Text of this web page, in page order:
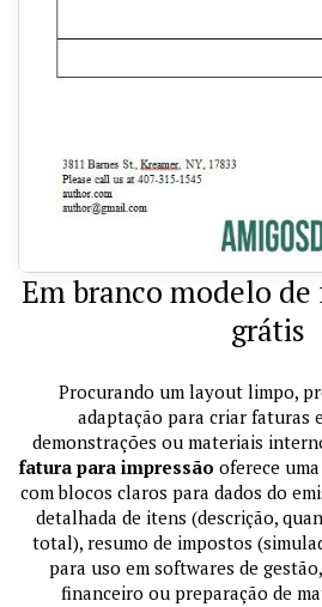
Em branco modelo
grátis
Procurando um layout limpo,
adaptação para criar faturas
demonstrações ou materiais
fatura para impressão oferece
com blocos claros para dados do
detalhada de itens (descrição,
total), resumo de impostos
para uso em softwares de
financeiro ou preparação de